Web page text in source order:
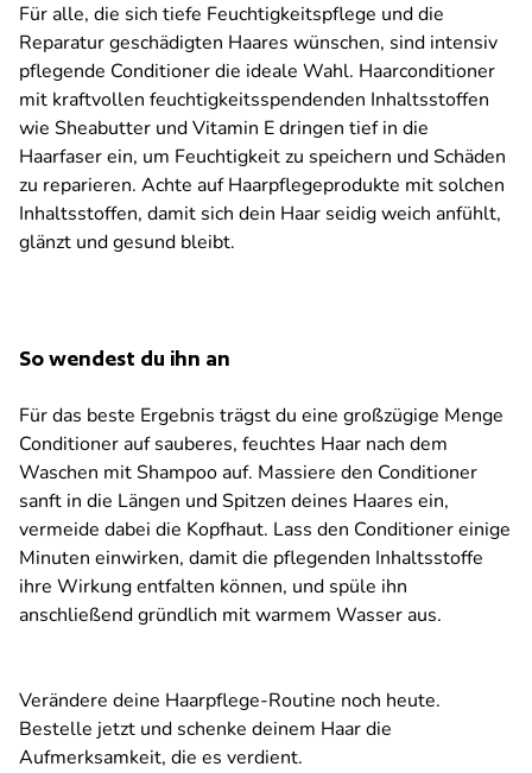
Für alle, die sich tiefe Feuchtigkeitspflege und die
Reparatur geschädigten Haares wünschen, sind intensiv
pflegende Conditioner die ideale Wahl. Haarconditioner
mit kraftvollen feuchtigkeitsspendenden Inhaltsstoffen
wie Sheabutter und Vitamin E dringen tief in die
Haarfaser ein, um Feuchtigkeit zu speichern und Schäden
zu reparieren. Achte auf Haarpflegeprodukte mit solchen
Inhaltsstoffen, damit sich dein Haar seidig weich anfühlt,
glänzt und gesund bleibt.
So wendest du ihn an
Für das beste Ergebnis trägst du eine großzügige Menge
Conditioner auf sauberes, feuchtes Haar nach dem
Waschen mit Shampoo auf. Massiere den Conditioner
sanft in die Längen und Spitzen deines Haares ein,
vermeide dabei die Kopfhaut. Lass den Conditioner einige
Minuten einwirken, damit die pflegenden Inhaltsstoffe
ihre Wirkung entfalten können, und spüle ihn
anschließend gründlich mit warmem Wasser aus.
Verändere deine Haarpflege-Routine noch heute.
Bestelle jetzt und schenke deinem Haar die
Aufmerksamkeit, die es verdient.